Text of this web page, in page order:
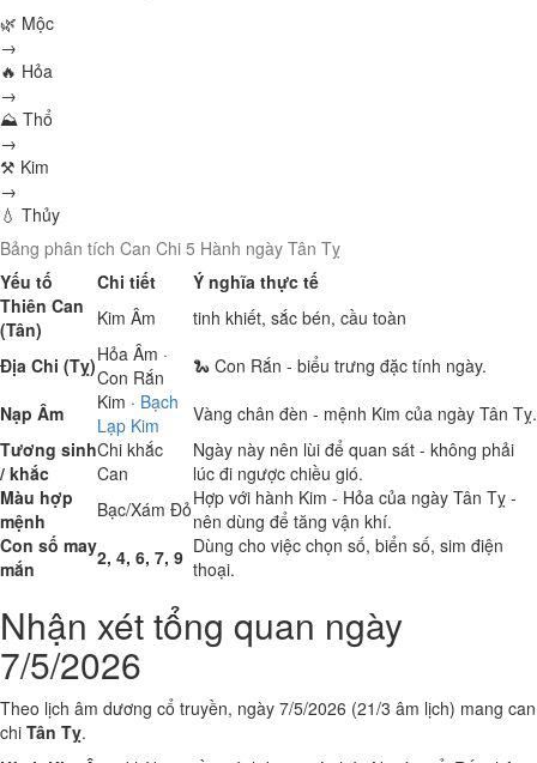
🌿 Mộc
→
🔥 Hỏa
→
⛰ Thổ
→
⚒ Kim
→
💧 Thủy
Bảng phân tích Can Chi 5 Hành ngày Tân Tỵ
Yếu tố
Chi tiết
Ý nghĩa thực tế
Thiên Can
(Tân)
Kim Âm
tinh khiết, sắc bén, cầu toàn
Địa Chi (Tỵ)Hỏa Âm ·
Con Rắn
🐍 Con Rắn - biểu trưng đặc tính ngày.
Nạp Âm
Kim · Bạch
Lạp Kim
Vàng chân đèn - mệnh Kim của ngày Tân Tỵ.
Tương sinh
/ khắc
Chi khắc
Can
Ngày này nên lùi để quan sát - không phải
lúc đi ngược chiều gió.
Màu hợp
mệnh
Bạc/Xám ĐỏHợp với hành Kim - Hỏa của ngày Tân Tỵ -
nên dùng để tăng vận khí.
Con số may
mắn
2, 4, 6, 7, 9 Dùng cho việc chọn số, biển số, sim điện
thoại.
Nhận xét tổng quan ngày
7/5/2026
Theo lịch âm dương cổ truyền, ngày 7/5/2026 (21/3 âm lịch) mang can
chi Tân Tỵ.